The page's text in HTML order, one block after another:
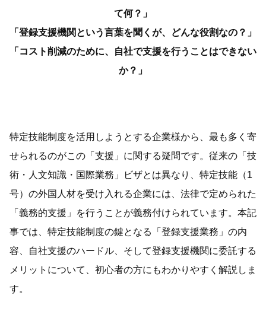
て何？」
「登録支援機関という言葉を聞くが、どんな役割なの？」
「コスト削減のために、自社で支援を行うことはできない
か？」
特定技能制度を活用しようとする企業様から、最も多く寄
せられるのがこの「支援」に関する疑問です。従来の「技
術・人文知識・国際業務」ビザとは異なり、特定技能（1
号）の外国人材を受け入れる企業には、法律で定められた
「義務的支援」を行うことが義務付けられています。本記
事では、特定技能制度の鍵となる「登録支援業務」の内
容、自社支援のハードル、そして登録支援機関に委託する
メリットについて、初心者の方にもわかりやすく解説しま
す。